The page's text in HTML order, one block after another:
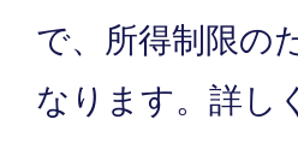
で、所得制限の
なります。詳し